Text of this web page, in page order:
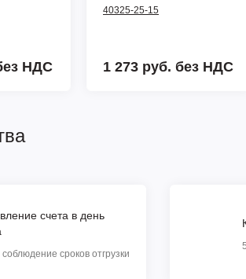
НДС
40325-25-15
1 273 руб. без НДС
счета в день
соблюдение сроков отгрузки